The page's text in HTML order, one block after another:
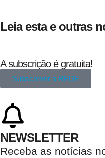
Leia esta e outras
A subscrição é gratuita!
Subscrever a REDE
NEWSLETTER
Receba as notícias